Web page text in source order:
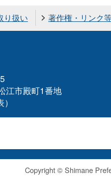
り扱い 著作権・リンク
市殿町1番地
Copyright © Shimane